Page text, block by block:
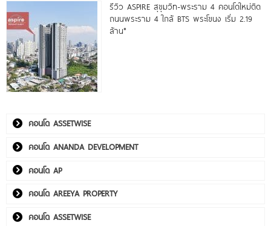
รีวิว ASPIRE สุขุมวิท-พระราม 4 คอนโดใหม่ติด
ถนนพระราม 4 ใกล้ BTS พระโขนง เริ่ม 2.19
ล้าน*
คอนโด ASSETWISE
คอนโด ANANDA DEVELOPMENT
คอนโด AP
คอนโด AREEYA PROPERTY
คอนโด ASSETWISE